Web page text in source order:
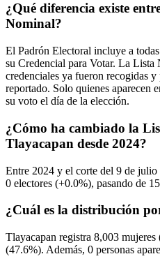
¿Qué diferencia existe
Nominal?
El Padrón Electoral incluye a
su Credencial para Votar. La
credenciales ya fueron recogidas
reportado. Solo quienes aparecen
su voto el día de la elección.
¿Cómo ha cambiado la
Tlayacapan desde 2024?
Entre 2024 y el corte del 9 de julio
0 electores (+0.0%), pasando de
¿Cuál es la distribución
Tlayacapan registra 8,003 mujeres
(47.6%). Además, 0 personas